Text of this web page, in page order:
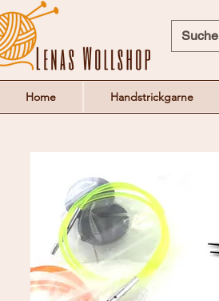
Home Handstrickgarne